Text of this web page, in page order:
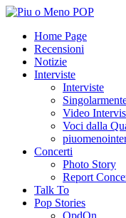
Home Page
Recensioni
Notizie
Interviste
Interviste
Video
Voci dalla
Concerti
Photo Story
Report
Talk To
Pop Stories
QpdOn